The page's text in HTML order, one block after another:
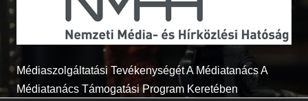
Médiaszolgáltatási Tevékenységét A Médiatanács A
Médiatanács Támogatási Program Keretében